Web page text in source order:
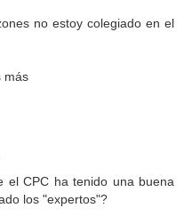
no estoy colegiado en el
más
el CPC ha tenido una buena
los "expertos"?